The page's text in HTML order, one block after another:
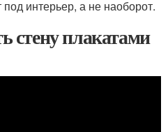
интерьер, а не наоборот.
стену плакатами